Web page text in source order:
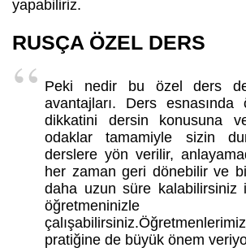
yapabiliriz.
RUSÇA ÖZEL DERS
Peki nedir bu özel ders
avantajları. Ders esnasında
dikkatini dersin konusuna
odaklar tamamiyle sizin
derslere yön verilir,
her zaman geri dönebilir ve
daha uzun süre kalabilirsiniz
pratiğine de büyük önem